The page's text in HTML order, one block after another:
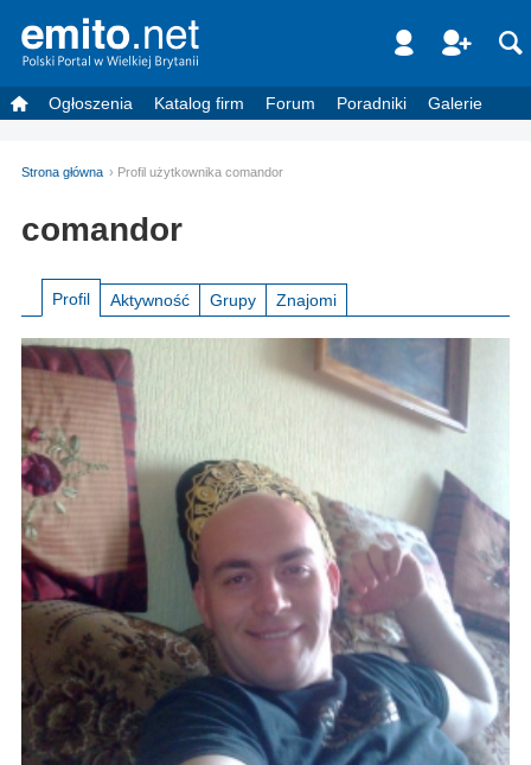
Ogłoszenia Katalog firm Forum Poradniki Galerie
Strona główna Profil użytkownika comandor
comandor
Profil Aktywność Grupy Znajomi